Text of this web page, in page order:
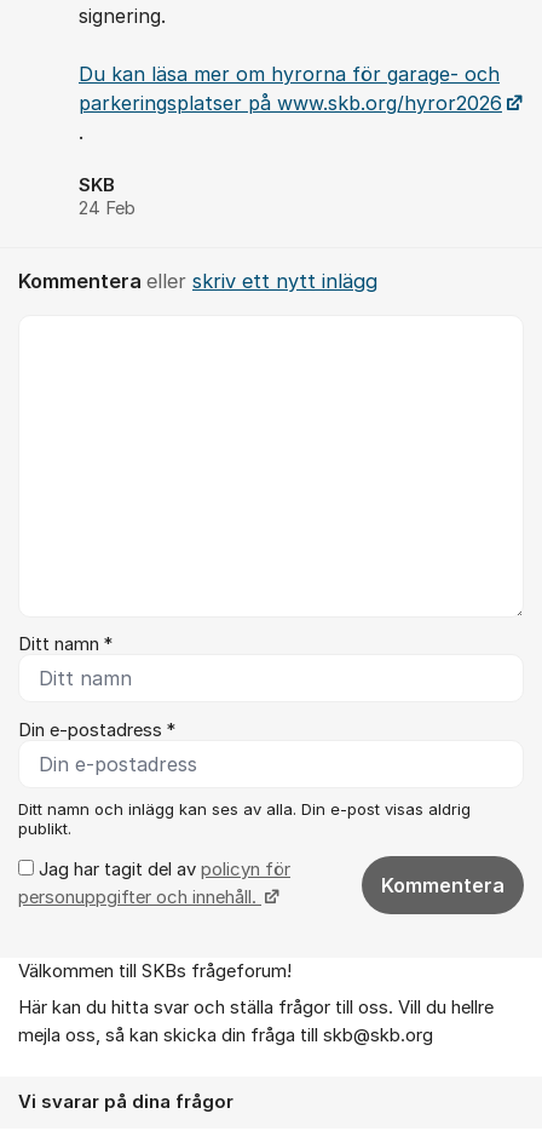
signering.
Du kan läsa mer om hyrorna för garage- och
parkeringsplatser på www.skb.org/hyror2026
.
SKB
24 Feb
Kommentera eller skriv ett nytt inlägg
Ditt namn *
Din e-postadress *
Ditt namn och inlägg kan ses av alla. Din e-post visas aldrig
publikt.
Jag har tagit del av policyn för
personuppgifter och innehåll.
Kommentera
Om forumet
Välkommen till SKBs frågeforum!
Här kan du hitta svar och ställa frågor till oss. Vill du hellre
mejla oss, så kan skicka din fråga till skb@skb.org
Vi svarar på dina frågor